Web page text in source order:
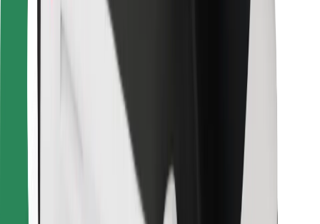
Para propietarios de flota
Para restaurantes
Bolt para empresas
Términos y Condiciones